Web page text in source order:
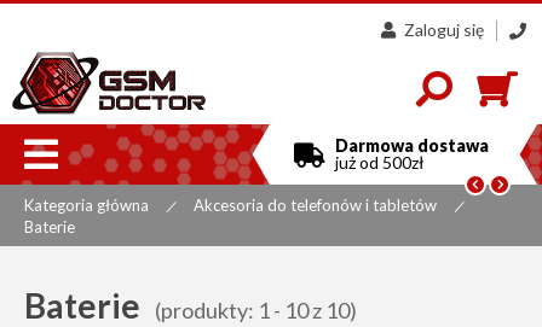
Zaloguj się
858

Darmowa dostawa
już od 500zł
 
Kategoria główna | Akcesoria do telefonów i tabletów |
Baterie
Baterie (produkty: 1 - 10 z 10)